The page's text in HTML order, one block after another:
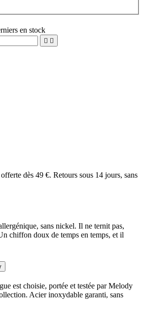
en stock
 
dès 49 €. Retours sous 14 jours, sans
sans nickel. Il ne ternit pas,
chiffon doux de temps en temps, et il
est choisie, portée et testée par Melody
Acier inoxydable garanti, sans